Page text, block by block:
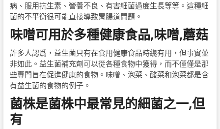
病、服用抗生素、營養不良、有害細菌過度生長等等。這種細
菌的不平衡很可能直接導致胃腸道問題。
味噌可用於多種健康食品,味噌,蘑菇
許多人認爲，益生菌只有在食用健康食品時纔有用，但事實並
非如此。益生菌補充劑可以從各種食物中獲得，而不僅僅是那
些專門旨在促進健康的食物。味噌、泡菜、酸菜和泡菜都是含
有益生菌的食物的例子。
菌株是菌株中最常見的細菌之一,但
有